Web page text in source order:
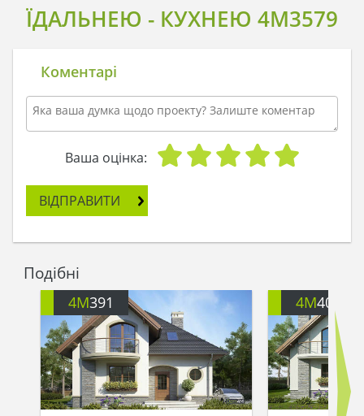
ЇДАЛЬНЕЮ - КУХНЕЮ 4M3579
Коментарі
Ваша оцінка:
ВІДПРАВИТИ
Подібні
4M391 4M401